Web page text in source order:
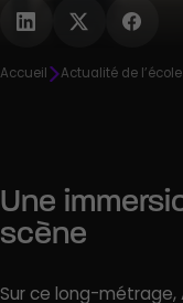
Accueil Actualité de l’école
Une
scène
Sur ce long-